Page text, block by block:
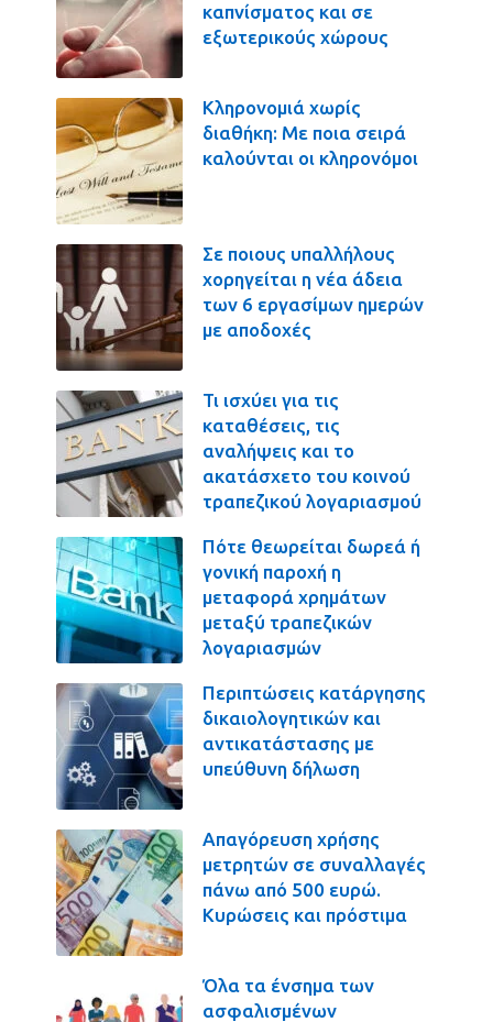
καπνίσματος και σε
εξωτερικούς χώρους
Κληρονομιά χωρίς
διαθήκη: Με ποια σειρά
καλούνται οι κληρονόμοι
Σε ποιους υπαλλήλους
χορηγείται η νέα άδεια
των 6 εργασίμων ημερών
με αποδοχές
Τι ισχύει για τις
καταθέσεις, τις
αναλήψεις και το
ακατάσχετο του κοινού
τραπεζικού λογαριασμού
Πότε θεωρείται δωρεά ή
γονική παροχή η
μεταφορά χρημάτων
μεταξύ τραπεζικών
λογαριασμών
Περιπτώσεις κατάργησης
δικαιολογητικών και
αντικατάστασης με
υπεύθυνη δήλωση
Απαγόρευση χρήσης
μετρητών σε συναλλαγές
πάνω από 500 ευρώ.
Κυρώσεις και πρόστιμα
Όλα τα ένσημα των
ασφαλισμένων